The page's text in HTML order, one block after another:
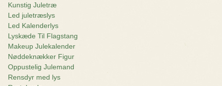
Kunstig Juletræ
Led juletræslys
Led Kalenderlys
Lyskæde Til Flagstang
Makeup Julekalender
Nøddeknækker Figur
Oppustelig Julemand
Rensdyr med lys